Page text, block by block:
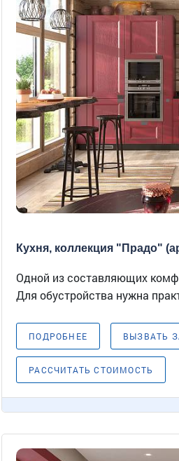
Кухня, коллекция "Прадо"
Одной из составляющих
Для обустройства нужна
ПОДРОБНЕЕ ВЫЗВАТЬ
РАССЧИТАТЬ СТОИМОСТЬ